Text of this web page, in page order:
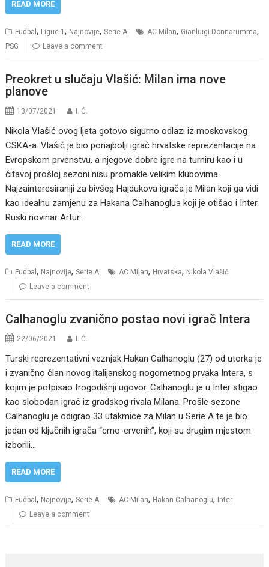
READ MORE
Fudbal, Ligue 1, Najnovije,Serie A AC Milan, Gianluigi Donnarumma,
PSG Leave a comment
Preokret u slučaju Vlašić: Milan ima nove
planove
13/07/2021 I. Ć.
Nikola Vlašić ovog ljeta gotovo sigurno odlazi iz moskovskog
CSKA-a. Vlašić je bio ponajbolji igrač hrvatske reprezentacije na
Evropskom prvenstvu, a njegove dobre igre na turniru kao i u
čitavoj prošloj sezoni nisu promakle velikim klubovima.
Najzainteresiraniji za bivšeg Hajdukova igrača je Milan koji ga vidi
kao idealnu zamjenu za Hakana Calhanoglua koji je otišao i Inter.
Ruski novinar Artur…
READ MORE
Fudbal, Najnovije,Serie A AC Milan, Hrvatska, Nikola Vlašić
Leave a comment
Calhanoglu zvanično postao novi igrač Intera
22/06/2021 I. Ć.
Turski reprezentativni veznjak Hakan Calhanoglu (27) od utorka je
i zvanično član novog italijanskog nogometnog prvaka Intera, s
kojim je potpisao trogodišnji ugovor. Calhanoglu je u Inter stigao
kao slobodan igrač iz gradskog rivala Milana. Prošle sezone
Calhanoglu je odigrao 33 utakmice za Milan u Serie A te je bio
jedan od ključnih igrača “crno-crvenih”, koji su drugim mjestom
izborili…
READ MORE
Fudbal, Najnovije,Serie A AC Milan, Hakan Calhanoglu,
Inter
Leave a comment